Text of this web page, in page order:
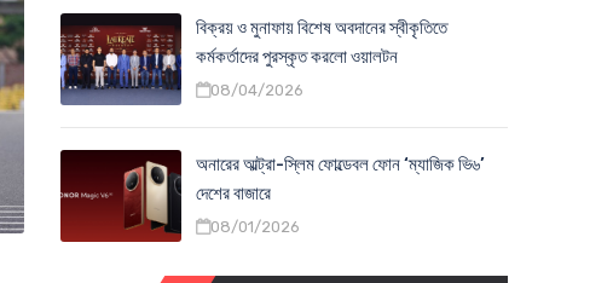
বিক্রয় ও মুনাফায় বিশেষ অবদানের স্বীকৃতিতে
কর্মকর্তাদের পুরস্কৃত করলো ওয়ালটন
08/04/2026
অনারের আল্ট্রা-স্লিম ফোল্ডেবল ফোন ‘ম্যাজিক ভি৬’
দেশের বাজারে
08/01/2026